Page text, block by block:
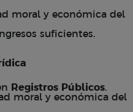
moral y económica del
suficientes.
Registros Públicos.
moral y económica del